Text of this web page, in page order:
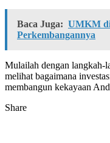
Baca Juga: UMKM
Perkembangannya
Mulailah dengan langkah-
melihat bagaimana
membangun kekayaan
Share